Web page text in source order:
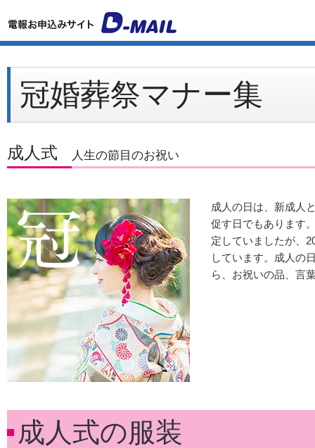
冠婚葬祭マナー集
成人式 人生の節目のお祝い
成人の日は、新成人
促す日でもあります
定していましたが、
しています。成人の
ら、お祝いの品、言
成人式の服装